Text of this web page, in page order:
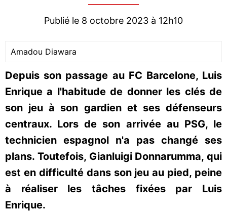
Publié le 8 octobre 2023 à 12h10
Amadou Diawara
Depuis son passage au FC Barcelone, Luis
Enrique a l'habitude de donner les clés de
son jeu à son gardien et ses défenseurs
centraux. Lors de son arrivée au PSG, le
technicien espagnol n'a pas changé ses
plans. Toutefois, Gianluigi Donnarumma, qui
est en difficulté dans son jeu au pied, peine
à réaliser les tâches fixées par Luis
Enrique.